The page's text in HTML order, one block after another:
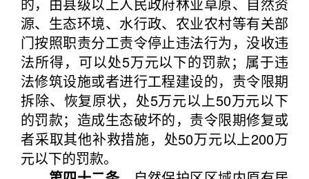
源、生态环境、水行政、农业农村等有关部
门按照职责分工责令停止违法行为，没收违
法所得，可以处5万元以下的罚款；属于违
法修筑设施或者进行工程建设的，责令限期
拆除、恢复原状，处5万元以上50万元以下
的罚款；造成生态破坏的，责令限期修复或
者采取其他补救措施，处50万元以上200万
元以下的罚款。